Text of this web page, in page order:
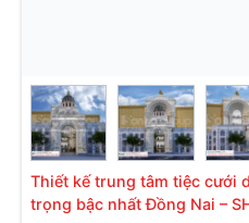
Thiết kế trung tâm tiệc cưới
trọng bậc nhất Đồng Nai –